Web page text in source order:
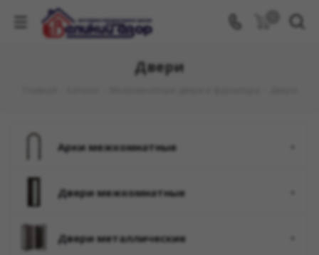
Двери
арки межкомнатные
двери межкомнатные
двери металлические